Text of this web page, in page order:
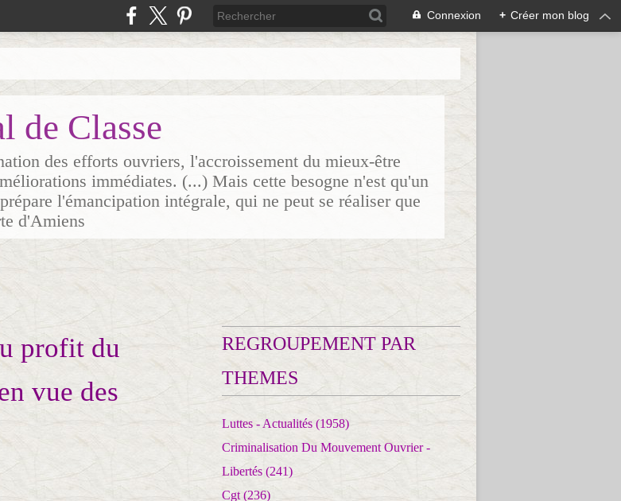
Connexion + Créer mon blog
de Classe
des efforts ouvriers, l'accroissement du mieux-être
immédiates. (...) Mais cette besogne n'est qu'un
l'émancipation intégrale, qui ne peut se réaliser que
d'Amiens
profit du
vue des
REGROUPEMENT PAR
THEMES
Luttes - Actualités (1958)
Criminalisation Du Mouvement Ouvrier -
Libertés (241)
Cgt (236)